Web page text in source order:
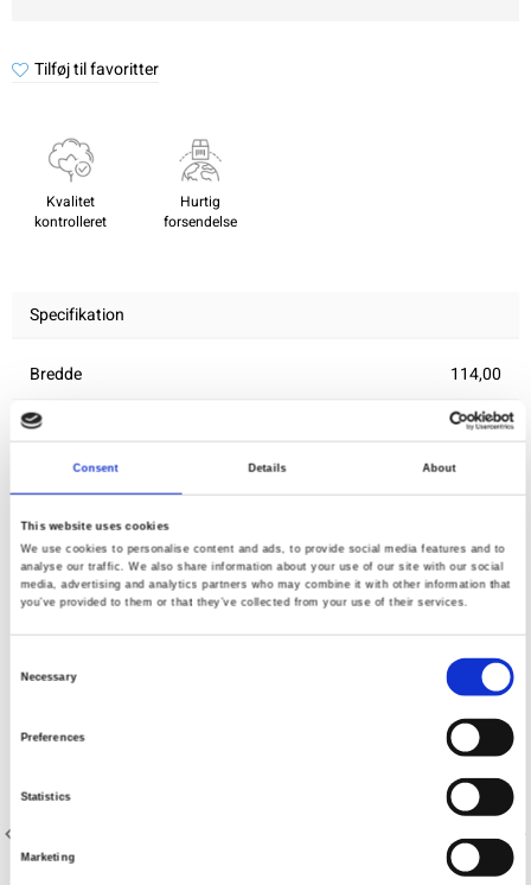
Consent Details About
This website uses cookies
We use cookies to personalise content and ads, to provide social media features and to
analyse our traffic. We also share information about your use of our site with our social
media, advertising and analytics partners who may combine it with other information that
you’ve provided to them or that they’ve collected from your use of their services.
Necessary
Preferences
Statistics
Marketing
Tilføj til favoritter
Kvalitet
kontrolleret
Hurtig
forsendelse
Specifikation
Bredde
114,00
Materiale
100% bomuld
Vægt pr. kvadratmeter (m2)
0,136 Kg.
Du vil måske også synes om